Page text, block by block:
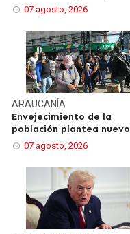
07 agosto, 2026
ARAUCANÍA
Envejecimiento de la
población plantea
07 agosto, 2026